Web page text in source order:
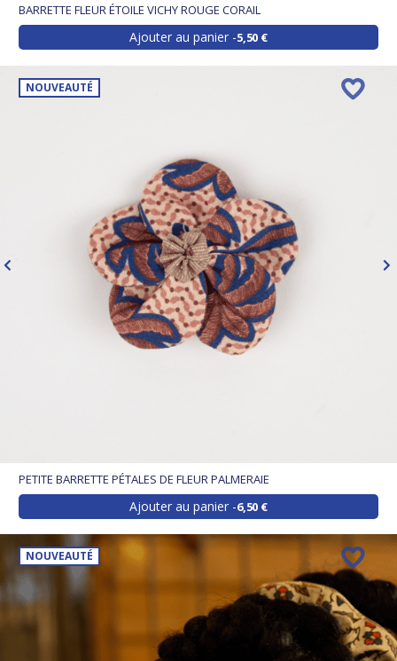
BARRETTE FLEUR ÉTOILE VICHY ROUGE CORAIL
Ajouter au panier 5,50 €
NOUVEAUTÉ
PETITE BARRETTE PÉTALES DE FLEUR PALMERAIE
Ajouter au panier 6,50 €
NOUVEAUTÉ